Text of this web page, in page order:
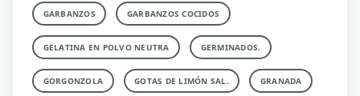
GARBANZOS GARBANZOS COCIDOS
GELATINA EN POLVO NEUTRA GERMINADOS.
GORGONZOLA GOTAS DE LIMÓN SAL. GRANADA